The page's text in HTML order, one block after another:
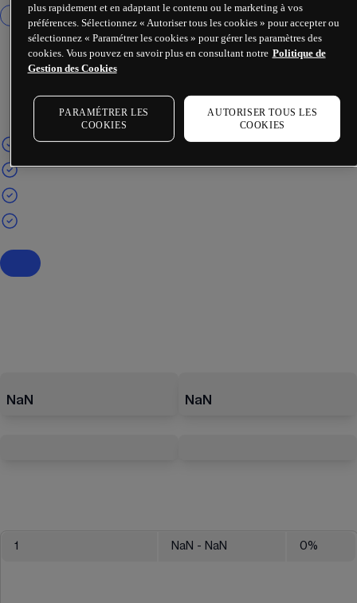
NaN NaN
1 NaN - NaN 0%
plus rapidement et en adaptant le contenu ou le marketing à vos
préférences. Sélectionnez « Autoriser tous les cookies » pour accepter ou
sélectionnez « Paramétrer les cookies » pour gérer les paramètres des
cookies. Vous pouvez en savoir plus en consultant notre Politique de
Gestion des Cookies
PARAMÉTRER LES
COOKIES
AUTORISER TOUS LES
COOKIES